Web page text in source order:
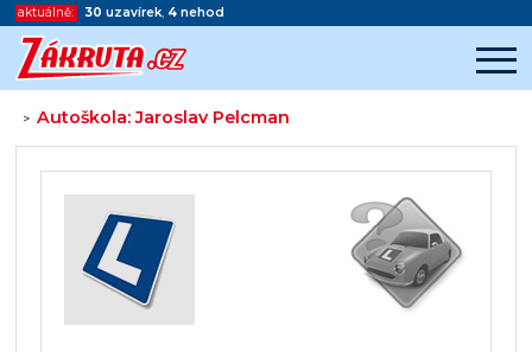
aktuálně: 30 uzavírek, 4 nehod
>Autoškola: Jaroslav Pelcman
Začátek reklamy
Konec reklamy